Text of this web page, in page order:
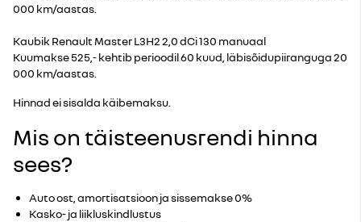
000 km/aastas.
Kaubik Renault Master L3H2 2,0 dCi 130 manuaal
Kuumakse 525,- kehtib perioodil 60 kuud, läbisõidupiiranguga 20
000 km/aastas.
Hinnad ei sisalda käibemaksu.
Mis on täisteenusrendi hinna
sees?
Auto ost, amortisatsioon ja sissemakse 0%
Kasko- ja liikluskindlustus